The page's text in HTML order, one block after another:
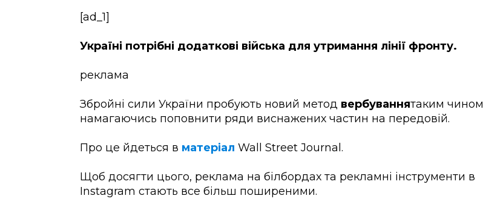
[ad_1]
Україні потрібні додаткові війська для утримання лінії фронту.
реклама
Збройні сили України пробують новий метод вербуваннятаким чином
намагаючись поповнити ряди виснажених частин на передовій.
Про це йдеться в матеріал Wall Street Journal.
Щоб досягти цього, реклама на білбордах та рекламні інструменти в
Instagram стають все більш поширеними.